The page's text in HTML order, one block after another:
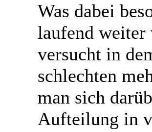
Was dabei
laufend weiter
versucht in
schlechten
man sich
Aufteilung in